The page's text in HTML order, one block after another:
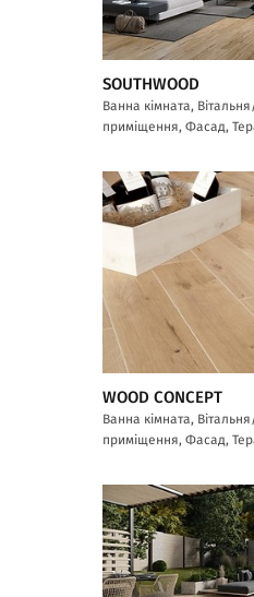
SOUTHWOOD
Ванна кімната,
приміщення, Фасад,
WOOD CONCEPT
Ванна кімната,
приміщення, Фасад,